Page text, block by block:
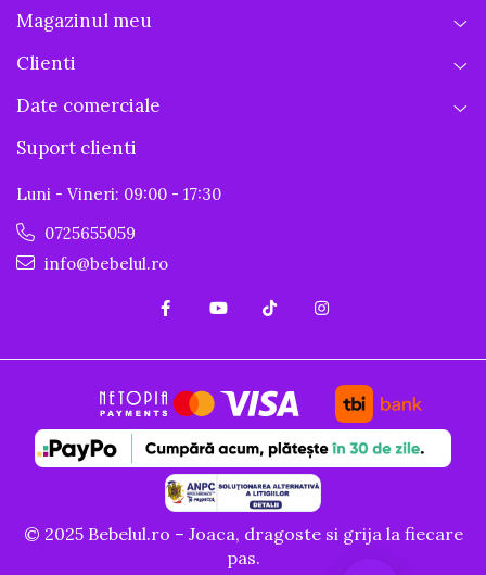
Magazinul meu
Clienti
Date comerciale
Suport clienti
Luni - Vineri: 09:00 - 17:30
0725655059
info@bebelul.ro
© 2025 Bebelul.ro – Joaca, dragoste si grija la fiecare
pas.